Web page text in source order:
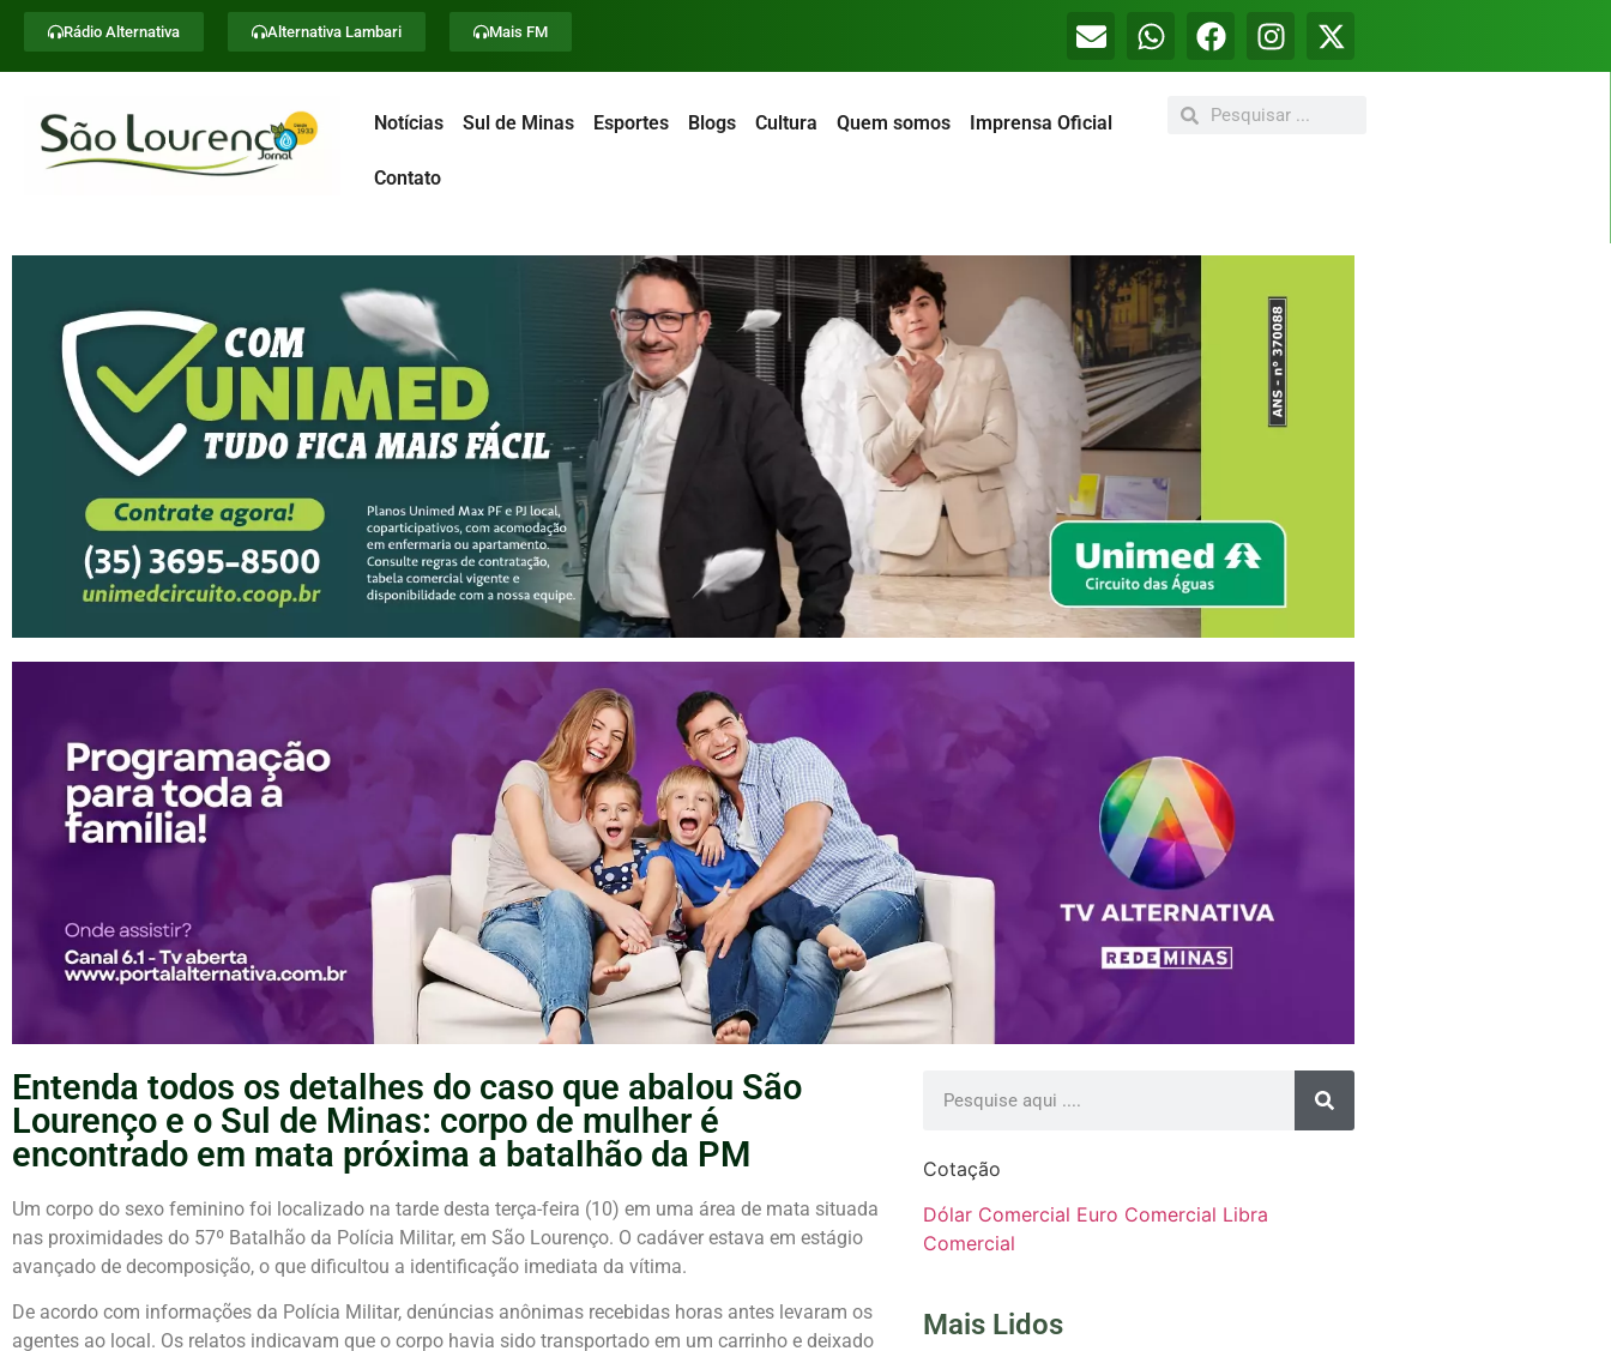
Rádio Alternativa Alternativa Lambari Mais FM
Notícias Sul de Minas Esportes Blogs Cultura Quem somos Imprensa Oficial
Contato
Entenda todos os detalhes do caso que abalou São
Lourenço e o Sul de Minas: corpo de mulher é
encontrado em mata próxima a batalhão da PM
Um corpo do sexo feminino foi localizado na tarde desta terça-feira (10) em uma área de mata situada
nas proximidades do 57º Batalhão da Polícia Militar, em São Lourenço. O cadáver estava em estágio
avançado de decomposição, o que dificultou a identificação imediata da vítima.
De acordo com informações da Polícia Militar, denúncias anônimas recebidas horas antes levaram os
agentes ao local. Os relatos indicavam que o corpo havia sido transportado em um carrinho e deixado
Cotação
Dólar Comercial Euro Comercial Libra
Comercial
Mais Lidos